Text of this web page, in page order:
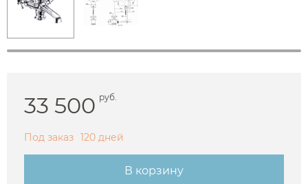
33 500 руб.
Под заказ 120 дней
В корзину